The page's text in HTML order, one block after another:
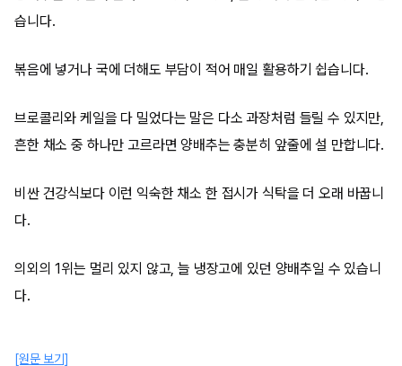
습니다.
볶음에 넣거나 국에 더해도 부담이 적어 매일 활용하기 쉽습니다.
브로콜리와 케일을 다 밀었다는 말은 다소 과장처럼 들릴 수 있지만,
흔한 채소 중 하나만 고르라면 양배추는 충분히 앞줄에 설 만합니다.
비싼 건강식보다 이런 익숙한 채소 한 접시가 식탁을 더 오래 바꿉니
다.
의외의 1위는 멀리 있지 않고, 늘 냉장고에 있던 양배추일 수 있습니
다.
[원문 보기]